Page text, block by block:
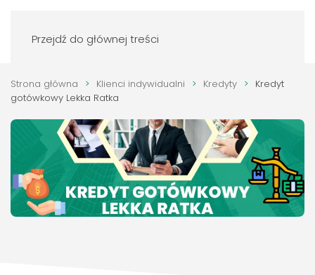
Przejdź do głównej treści
Strona główna Klienci indywidualni Kredyty
Kredyt
gotówkowy Lekka Ratka